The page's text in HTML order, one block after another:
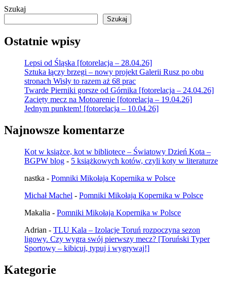
Szukaj
Szukaj
Ostatnie wpisy
Lepsi od Śląska [fotorelacja – 28.04.26]
Sztuka łączy brzegi – nowy projekt Galerii Rusz po obu
stronach Wisły to razem aż 68 prac
Twarde Pierniki gorsze od Górnika [fotorelacja – 24.04.26]
Zacięty mecz na Motoarenie [fotorelacja – 19.04.26]
Jednym punktem! [fotorelacja – 10.04.26]
Najnowsze komentarze
Kot w książce, kot w bibliotece – Światowy Dzień Kota –
BGPW blog - 5 książkowych kotów, czyli koty w literaturze
nastka - Pomniki Mikołaja Kopernika w Polsce
Michał Machel - Pomniki Mikołaja Kopernika w Polsce
Makalia - Pomniki Mikołaja Kopernika w Polsce
Adrian - TLU Kala – Izolacje Toruń rozpoczyna sezon
ligowy. Czy wygra swój pierwszy mecz? [Toruński Typer
Sportowy – kibicuj, typuj i wygrywaj!]
Kategorie